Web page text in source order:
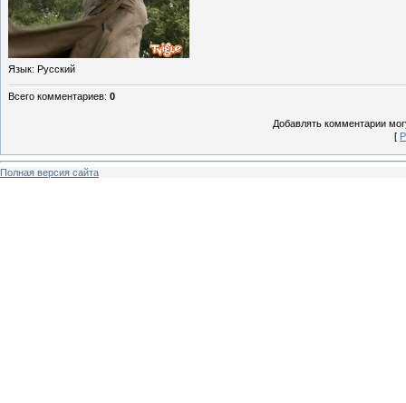
Язык: Русский
Всего комментариев: 0
Добавлять комментарии
[
Полная версия сайта